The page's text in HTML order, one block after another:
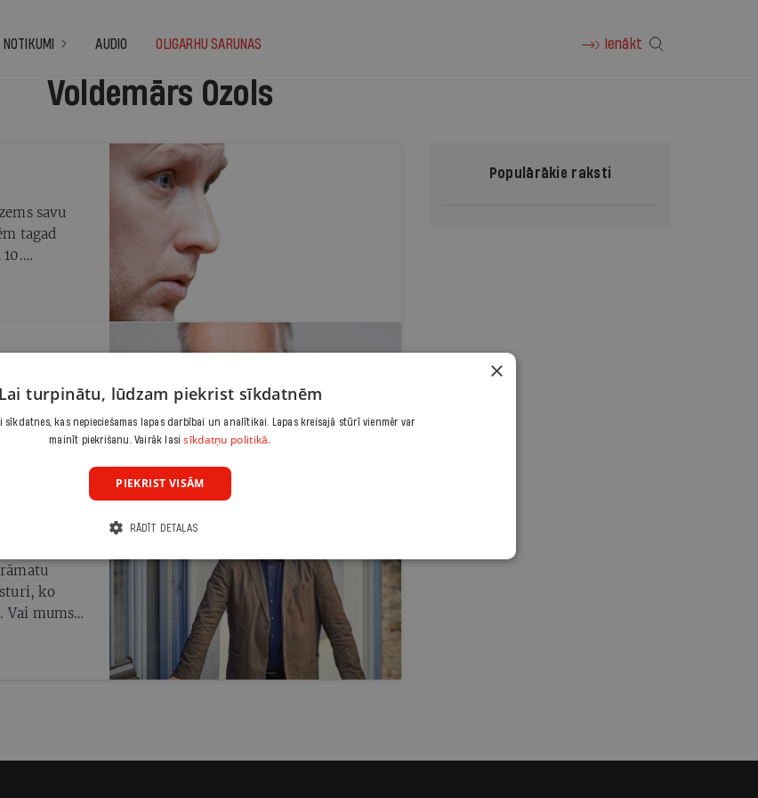
NOTIKUMI AUDIO OLIGARHU SARUNAS Ienākt
Voldemārs Ozols
savu
tagad
ko
Vai mums
Populārākie raksti
×
Lai turpinātu, lūdzam piekrist sīkdatnēm
sīkdatnes, kas nepieciešamas lapas darbībai un analītikai. Lapas kreisajā stūrī vienmēr var
mainīt piekrišanu. Vairāk lasisīkdatņu politikā.
PIEKRIST VISĀM
RĀDĪT DETAĻAS